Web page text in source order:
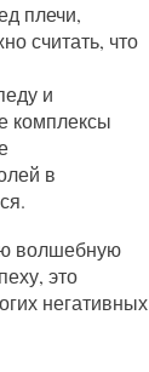
плечи,
считать, что
и
комплексы
в
волшебную
это
негативных